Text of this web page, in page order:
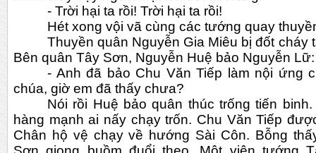
- Trời hại ta rồi! Trời hại ta rồi!
Hét xong vội vã cùng các tướng quay
Thuyền quân Nguyễn Gia Miêu bị đốt cháy
Bên quân Tây Sơn, Nguyễn Huệ bảo Nguyễn Lữ:
- Anh đã bảo Chu Văn Tiếp làm nội ứng
chúa, giờ em đã thấy chưa?
Nói rồi Huệ bảo quân thúc trống tiến
hàng mạnh ai nấy chạy trốn. Chu Văn Tiếp
Chân hộ vệ chạy về hướng Sài Côn. Bỗng